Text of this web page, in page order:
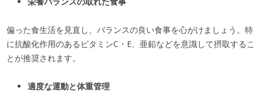
偏った食生活を見直し、バランスの良い食事を心がけましょう。特
に抗酸化作用のあるビタミンC・E、亜鉛などを意識して摂取するこ
とが推奨されます。
適度な運動と体重管理